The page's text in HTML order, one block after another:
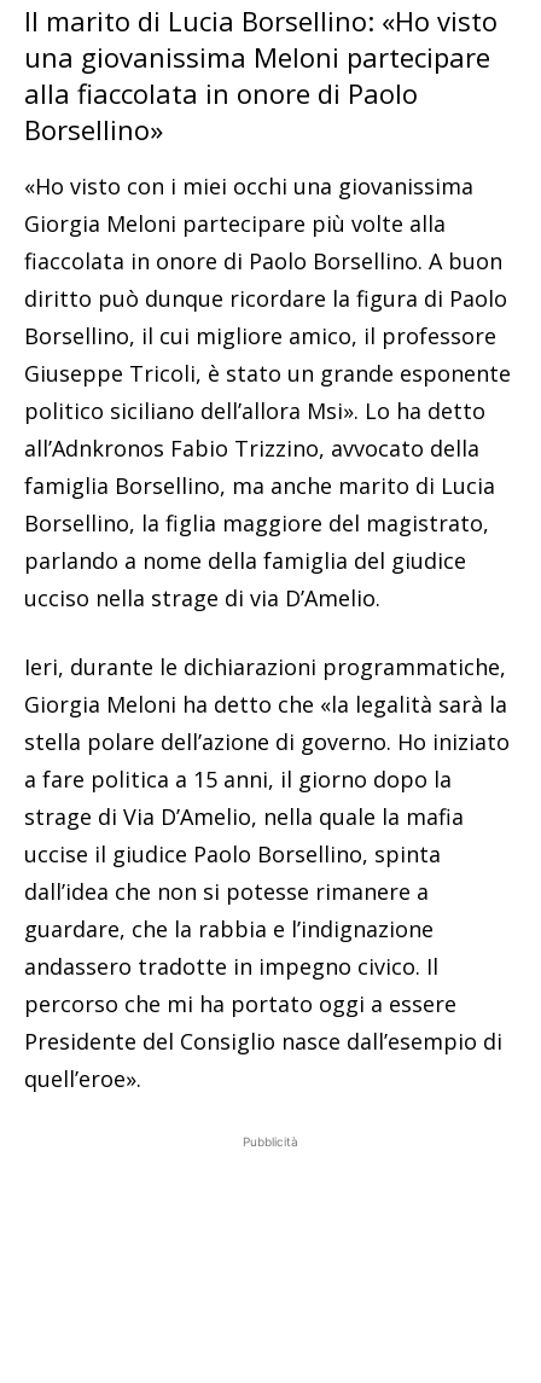
Il marito di Lucia Borsellino: «Ho visto
una giovanissima Meloni partecipare
alla fiaccolata in onore di Paolo
Borsellino»
«Ho visto con i miei occhi una giovanissima
Giorgia Meloni partecipare più volte alla
fiaccolata in onore di Paolo Borsellino. A buon
diritto può dunque ricordare la figura di Paolo
Borsellino, il cui migliore amico, il professore
Giuseppe Tricoli, è stato un grande esponente
politico siciliano dell’allora Msi». Lo ha detto
all’Adnkronos Fabio Trizzino, avvocato della
famiglia Borsellino, ma anche marito di Lucia
Borsellino, la figlia maggiore del magistrato,
parlando a nome della famiglia del giudice
ucciso nella strage di via D’Amelio.
Ieri, durante le dichiarazioni programmatiche,
Giorgia Meloni ha detto che «la legalità sarà la
stella polare dell’azione di governo. Ho iniziato
a fare politica a 15 anni, il giorno dopo la
strage di Via D’Amelio, nella quale la mafia
uccise il giudice Paolo Borsellino, spinta
dall’idea che non si potesse rimanere a
guardare, che la rabbia e l’indignazione
andassero tradotte in impegno civico. Il
percorso che mi ha portato oggi a essere
Presidente del Consiglio nasce dall’esempio di
quell’eroe».
Pubblicità